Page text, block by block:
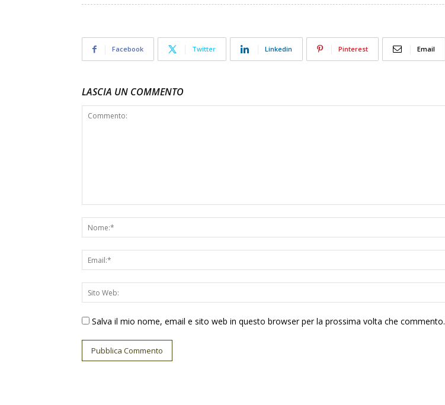
Facebook Twitter Linkedin Pinterest Email
LASCIA UN COMMENTO
Salva il mio nome, email e sito web in questo browser per la prossima volta che commento.